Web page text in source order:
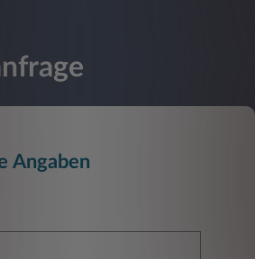
Angaben